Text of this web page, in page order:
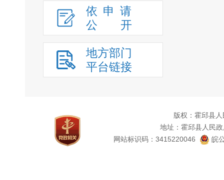
依申请
公
开
地方部门
平台链接
版权：霍邱县
地址：霍邱县人民
网站标识码：3415220046
皖